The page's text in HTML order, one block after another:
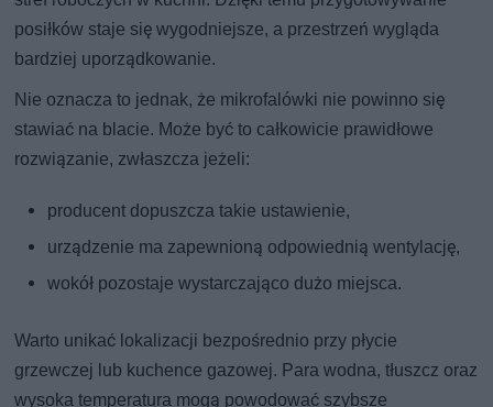
posiłków staje się wygodniejsze, a przestrzeń wygląda
bardziej uporządkowanie.
Nie oznacza to jednak, że mikrofalówki nie powinno się
stawiać na blacie. Może być to całkowicie prawidłowe
rozwiązanie, zwłaszcza jeżeli:
producent dopuszcza takie ustawienie,
urządzenie ma zapewnioną odpowiednią wentylację,
wokół pozostaje wystarczająco dużo miejsca.
Warto unikać lokalizacji bezpośrednio przy płycie
grzewczej lub kuchence gazowej. Para wodna, tłuszcz oraz
wysoka temperatura mogą powodować szybsze